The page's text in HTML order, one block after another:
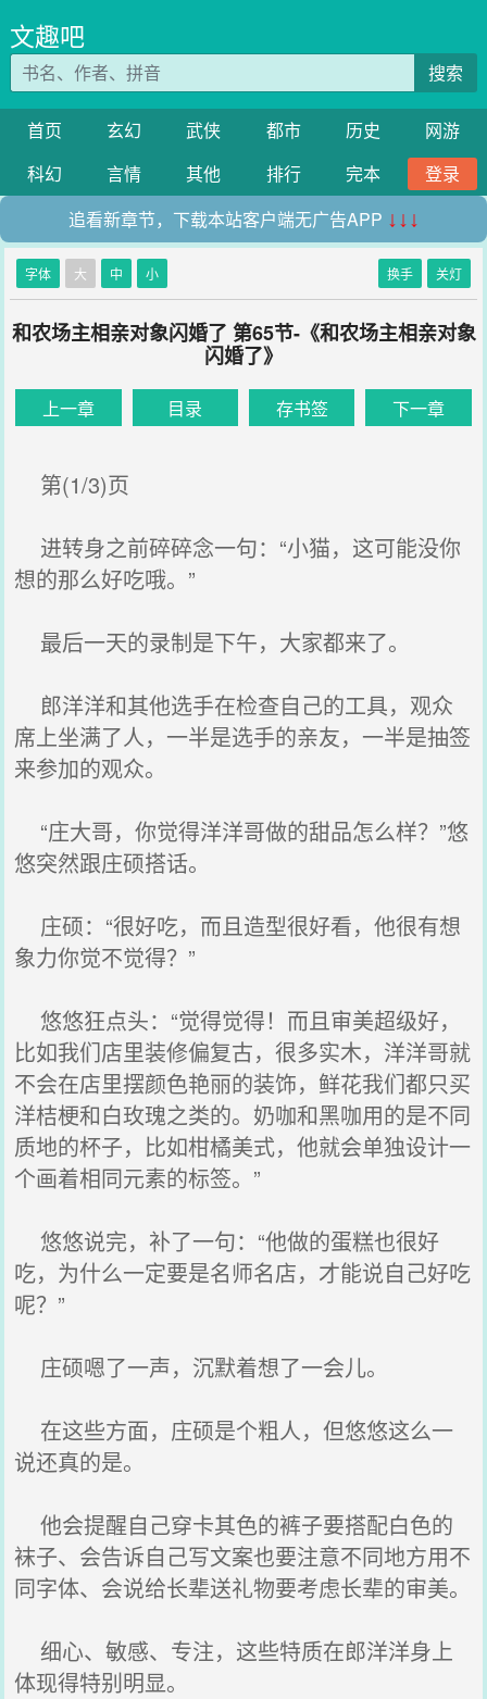
文趣吧
搜索
首页 玄幻 武侠 都市 历史
网游
科幻
言情 其他 排行 完本
登录
追看新章节，下载本站客户端无广告APP ↓↓↓
字体 大 中 小 换手 关灯
和农场主相亲对象闪婚了 第65节-《和农场主相亲对象
闪婚了》
上一章 目录 存书签 下一章
第(1/3)页
进转身之前碎碎念一句：“小猫，这可能没你
想的那么好吃哦。”
最后一天的录制是下午，大家都来了。
郎洋洋和其他选手在检查自己的工具，观众
席上坐满了人，一半是选手的亲友，一半是抽签
来参加的观众。
“庄大哥，你觉得洋洋哥做的甜品怎么样？”悠
悠突然跟庄硕搭话。
庄硕：“很好吃，而且造型很好看，他很有想
象力你觉不觉得？”
悠悠狂点头：“觉得觉得！而且审美超级好，
比如我们店里装修偏复古，很多实木，洋洋哥就
不会在店里摆颜色艳丽的装饰，鲜花我们都只买
洋桔梗和白玫瑰之类的。奶咖和黑咖用的是不同
质地的杯子，比如柑橘美式，他就会单独设计一
个画着相同元素的标签。”
悠悠说完，补了一句：“他做的蛋糕也很好
吃，为什么一定要是名师名店，才能说自己好吃
呢？”
庄硕嗯了一声，沉默着想了一会儿。
在这些方面，庄硕是个粗人，但悠悠这么一
说还真的是。
他会提醒自己穿卡其色的裤子要搭配白色的
袜子、会告诉自己写文案也要注意不同地方用不
同字体、会说给长辈送礼物要考虑长辈的审美。
细心、敏感、专注，这些特质在郎洋洋身上
体现得特别明显。